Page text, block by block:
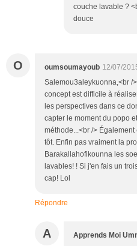
couche lavable ?
douce
O oumsoumayoub 12/07/
Salemou3aleykuonna,<br /
concept est difficile à
les perspectives dans ce
capter le moment du popo
méthode...<br />
tôt. Enfin pas vraiment la
Barakallahofikounna les
lavables! ! Si j'en fais un
cap! Lol
Répondre
A Apprends Moi